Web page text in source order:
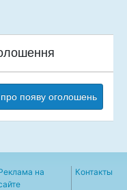
появу оголошень
на
Контакты